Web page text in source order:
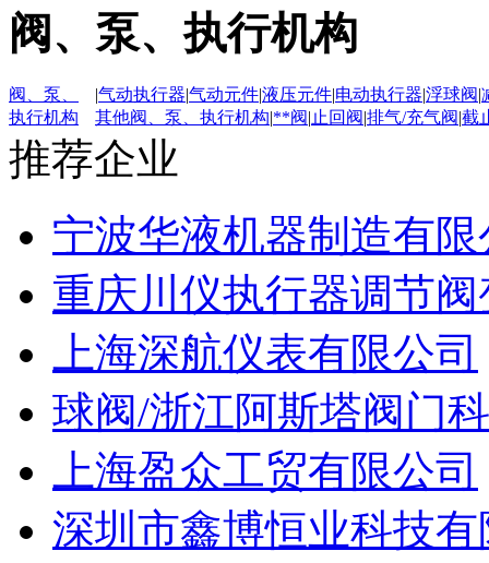
阀、泵、执行机构
阀、泵、
执行机构
|气动执行器|气动元件|液压元件|电动执行器|浮球阀|
其他阀、泵、执行机构|**阀| 止回阀|排气/充气阀|截
推荐企业
宁波华液机器制造有限
重庆川仪执行器调节
上海深航仪表有限公司
球阀/浙江阿斯塔阀门
上海盈众工贸有限公司
深圳市鑫博恒业科技